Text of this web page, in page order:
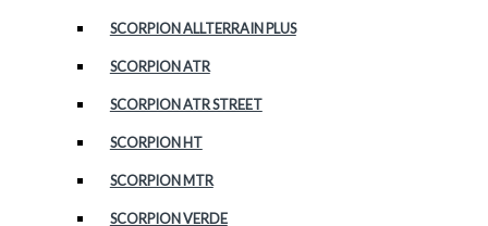
SCORPION ALLTERRAIN PLUS
SCORPION ATR
SCORPION ATR STREET
SCORPION HT
SCORPION MTR
SCORPION VERDE